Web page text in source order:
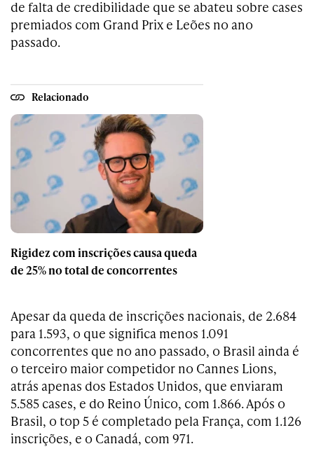
de falta de credibilidade que se abateu sobre cases
premiados com Grand Prix e Leões no ano
passado.
Relacionado
Rigidez com inscrições causa queda
de 25% no total de concorrentes
Apesar da queda de inscrições nacionais, de 2.684
para 1.593, o que significa menos 1.091
concorrentes que no ano passado, o Brasil ainda é
o terceiro maior competidor no Cannes Lions,
atrás apenas dos Estados Unidos, que enviaram
5.585 cases, e do Reino Único, com 1.866. Após o
Brasil, o top 5 é completado pela França, com 1.126
inscrições, e o Canadá, com 971.